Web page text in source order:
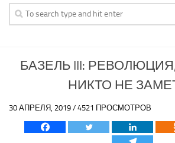
АЗИЯ
История Азии
Вооружение Азии
Политика Азии
Религия Азии
БАЗЕЛЬ III:
НИКТО НЕ
30 АПРЕЛЯ, 2019 / 4521 ПРОСМОТРОВ